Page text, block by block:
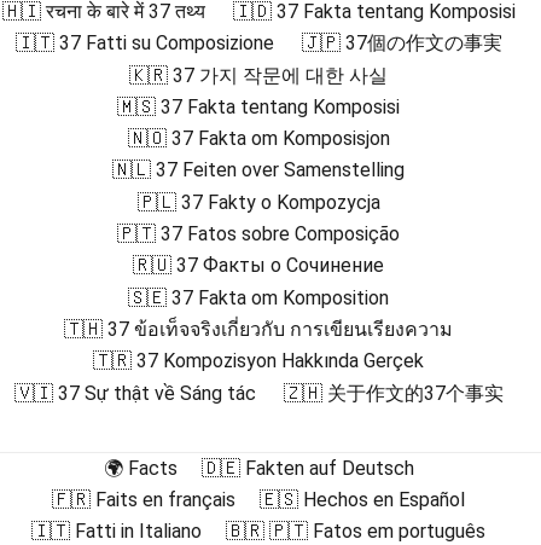
🇭🇮 रचना के बारे में 37 तथ्य
🇮🇩 37 Fakta tentang Komposisi
🇮🇹 37 Fatti su Composizione
🇯🇵 37個の作文の事実
🇰🇷 37 가지 작문에 대한 사실
🇲🇸 37 Fakta tentang Komposisi
🇳🇴 37 Fakta om Komposisjon
🇳🇱 37 Feiten over Samenstelling
🇵🇱 37 Fakty o Kompozycja
🇵🇹 37 Fatos sobre Composição
🇷🇺 37 Факты о Сочинение
🇸🇪 37 Fakta om Komposition
🇹🇭 37 ข้อเท็จจริงเกี่ยวกับ การเขียนเรียงความ
🇹🇷 37 Kompozisyon Hakkında Gerçek
🇻🇮 37 Sự thật về Sáng tác
🇿🇭 关于作文的37个事实
🌍 Facts
🇩🇪 Fakten auf Deutsch
🇫🇷 Faits en français
🇪🇸 Hechos en Español
🇮🇹 Fatti in Italiano
🇧🇷 🇵🇹 Fatos em português